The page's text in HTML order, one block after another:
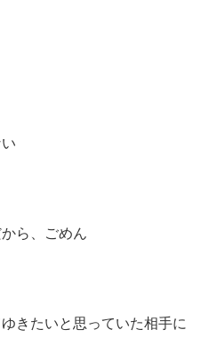
ら、ごめん
きたいと思っていた相手に